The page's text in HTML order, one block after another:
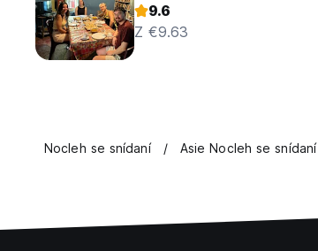
9.6
Z €9.63
Nocleh se snídaní Asie Nocleh se snídaní